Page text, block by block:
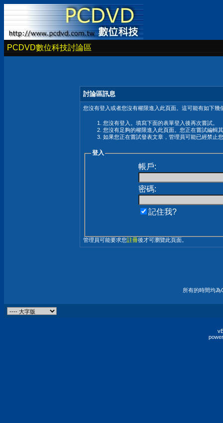
PCDVD數位科技討論區
討論區訊息
您沒有登入或者您沒有權限進入此頁面。這可能有如下幾
您沒有登入。填寫下面的表單登入後再次嘗試。
您沒有足夠的權限進入此頁面。您正在嘗試編輯
如果您正在嘗試發表文章，管理員可能已經禁止
登入
帳戶:
密碼:
記住我?
管理員可能要求您註冊後才可瀏覽此頁面。
所有的時間均為